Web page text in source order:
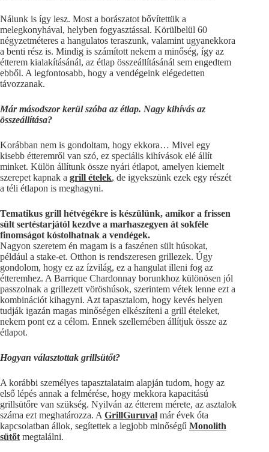
Nálunk is így lesz. Most a borászatot bővítettük a
melegkonyhával, helyben fogyasztással. Körülbelül 60
négyzetméteres a hangulatos teraszunk, valamint ugyanekkora
a benti rész is. Mindig is számított nekem a minőség, így az
étterem kialakításánál, az étlap összeállításánál sem engedtem
ebből. A legfontosabb, hogy a vendégeink elégedetten
távozzanak.
Már másodszor kerül szóba az étlap. Nagy kihívás az
összeállítása?
Korábban nem is gondoltam, hogy ekkora… Mivel egy
kisebb étteremről van szó, ez speciális kihívások elé állít
minket. Külön állítunk össze nyári étlapot, amelyen kiemelt
szerepet kapnak a grill ételek, de igyekszünk ezek egy részét
a téli étlapon is meghagyni.
Tematikus grill hétvégékre is készülünk, amikor a frissen
sült sertéstarjától kezdve a marhaszegyen át sokféle
finomságot kóstolhatnak a vendégek.
Nagyon szeretem én magam is a faszénen sült húsokat,
például a stake-et. Otthon is rendszeresen grillezek. Úgy
gondolom, hogy ez az ízvilág, ez a hangulat illeni fog az
étteremhez. A Barrique Chardonnay borunkhoz különösen jól
passzolnak a grillezett vöröshúsok, szerintem vétek lenne ezt a
kombinációt kihagyni. Azt tapasztalom, hogy kevés helyen
tudják igazán magas minőségen elkészíteni a grill ételeket,
nekem pont ez a célom. Ennek szellemében állítjuk össze az
étlapot.
Hogyan választottak grillsütőt?
A korábbi személyes tapasztalataim alapján tudom, hogy az
első lépés annak a felmérése, hogy mekkora kapacitású
grillsütőre van szükség. Nyilván az étterem mérete, az asztalok
száma ezt meghatározza. A GrillGuruval már évek óta
kapcsolatban állok, segítettek a legjobb minőségű Monolith
sütőt megtalálni.